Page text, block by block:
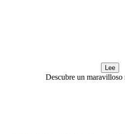
Lee
Descubre un maravilloso